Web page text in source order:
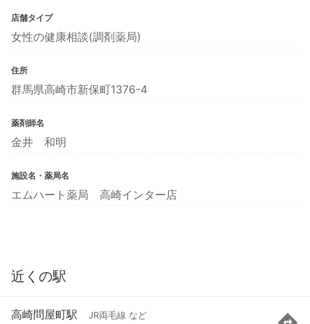
店舗タイプ
女性の健康相談(調剤薬局)
住所
群馬県高崎市新保町1376-4
薬剤師名
金井 和明
施設名・薬局名
エムハート薬局 高崎インター店
近くの駅
高崎問屋町駅 JR両毛線 など